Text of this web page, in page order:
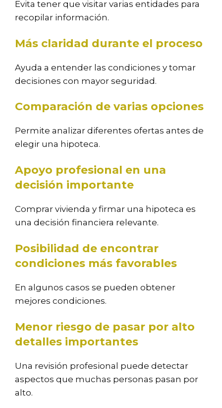
Evita tener que visitar varias entidades para
recopilar información.
Más claridad durante el proceso
Ayuda a entender las condiciones y tomar
decisiones con mayor seguridad.
Comparación de varias opciones
Permite analizar diferentes ofertas antes de
elegir una hipoteca.
Apoyo profesional en una
decisión importante
Comprar vivienda y firmar una hipoteca es
una decisión financiera relevante.
Posibilidad de encontrar
condiciones más favorables
En algunos casos se pueden obtener
mejores condiciones.
Menor riesgo de pasar por alto
detalles importantes
Una revisión profesional puede detectar
aspectos que muchas personas pasan por
alto.